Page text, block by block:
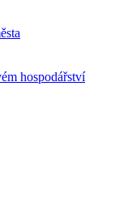
hospodářství